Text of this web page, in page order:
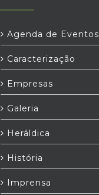
Agenda de Eventos
Caracterização
Empresas
Galeria
Heráldica
História
Imprensa